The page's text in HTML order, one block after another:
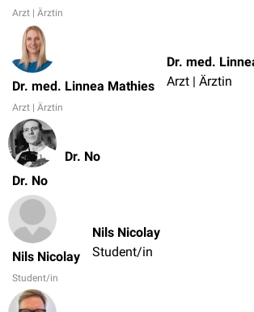
Arzt | Ärztin
Dr. med. Linnea Mathies
Arzt | Ärztin
Arzt | Ärztin
Dr. No
Dr. No
Nils Nicolay
Student/in
Nils Nicolay
Student/in